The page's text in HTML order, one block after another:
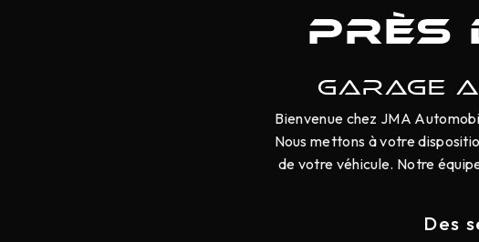
près
GARAGE
Bienvenue chez JMA
Nous mettons à votre
de votre véhicule. Notre
Des